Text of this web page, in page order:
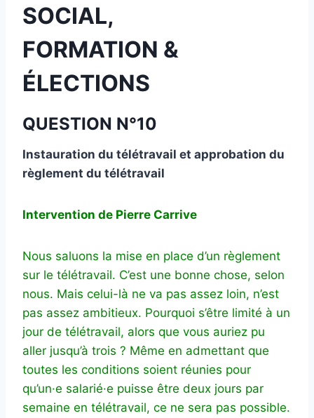
SOCIAL,
FORMATION &
ÉLECTIONS
QUESTION N°10
Instauration du télétravail et approbation du
règlement du télétravail
Intervention de Pierre Carrive
Nous saluons la mise en place d’un règlement
sur le télétravail. C’est une bonne chose, selon
nous. Mais celui-là ne va pas assez loin, n’est
pas assez ambitieux. Pourquoi s’être limité à un
jour de télétravail, alors que vous auriez pu
aller jusqu’à trois ? Même en admettant que
toutes les conditions soient réunies pour
qu’un·e salarié·e puisse être deux jours par
semaine en télétravail, ce ne sera pas possible.